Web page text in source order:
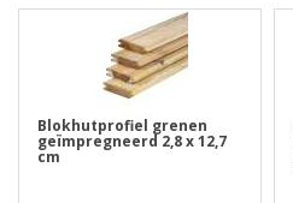
Blokhutprofiel grenen
geïmpregneerd 2,8 x 12,7
cm